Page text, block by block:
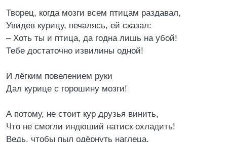
Творец, когда мозги всем птицам раздавал,
Увидев курицу, печалясь, ей сказал:
– Хоть ты и птица, да годна лишь на убой!
Тебе достаточно извилины одной!
И лёгким повелением руки
Дал курице с горошину мозги!
А потому, не стоит кур друзья винить,
Что не смогли индюший натиск охладить!
Ведь, чтобы пыл одёрнуть наглеца,